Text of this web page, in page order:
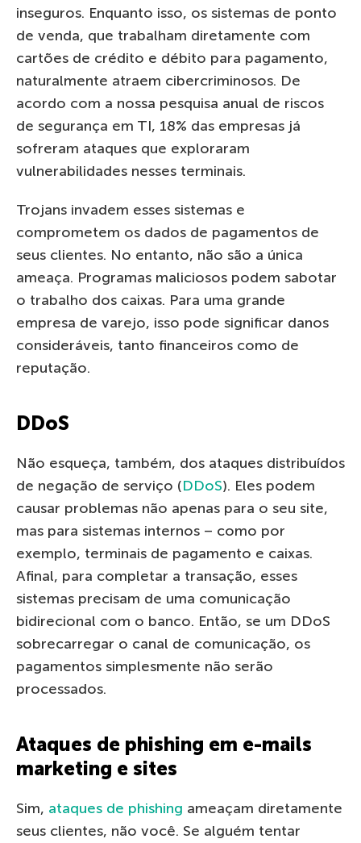
inseguros. Enquanto isso, os sistemas de ponto
de venda, que trabalham diretamente com
cartões de crédito e débito para pagamento,
naturalmente atraem cibercriminosos. De
acordo com a nossa pesquisa anual de riscos
de segurança em TI, 18% das empresas já
sofreram ataques que exploraram
vulnerabilidades nesses terminais.
Trojans invadem esses sistemas e
comprometem os dados de pagamentos de
seus clientes. No entanto, não são a única
ameaça. Programas maliciosos podem sabotar
o trabalho dos caixas. Para uma grande
empresa de varejo, isso pode significar danos
consideráveis, tanto financeiros como de
reputação.
DDoS
Não esqueça, também, dos ataques distribuídos
de negação de serviço (DDoS). Eles podem
causar problemas não apenas para o seu site,
mas para sistemas internos – como por
exemplo, terminais de pagamento e caixas.
Afinal, para completar a transação, esses
sistemas precisam de uma comunicação
bidirecional com o banco. Então, se um DDoS
sobrecarregar o canal de comunicação, os
pagamentos simplesmente não serão
processados.
Ataques de phishing em e-mails
marketing e sites
Sim, ataques de phishing ameaçam diretamente
seus clientes, não você. Se alguém tentar